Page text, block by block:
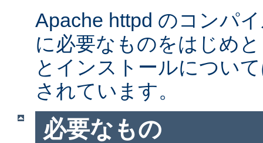
Apache httpd のコンパ
に必要なものをはじめ
とインストールについ
されています。
必要なもの